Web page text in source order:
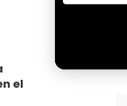
el